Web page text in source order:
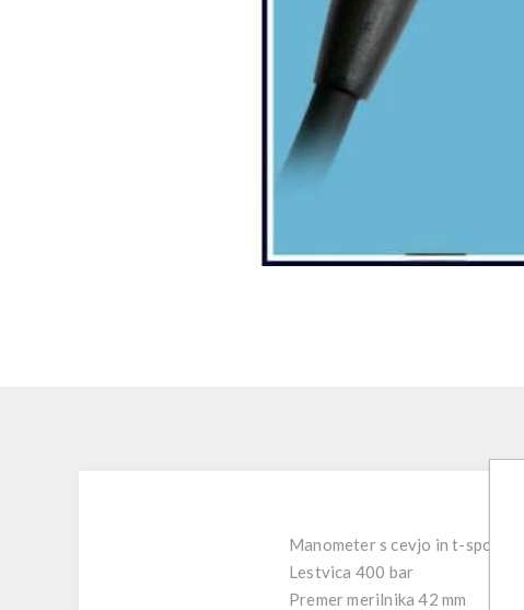
Manometer s cevjo in t-spojem
Lestvica 400 bar
Premer merilnika 42 mm